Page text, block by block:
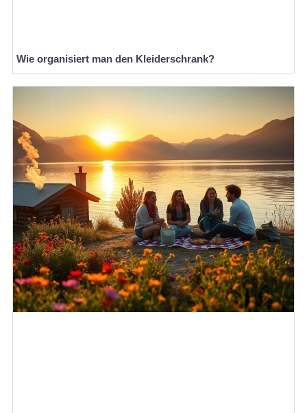
Wie organisiert man den Kleiderschrank?